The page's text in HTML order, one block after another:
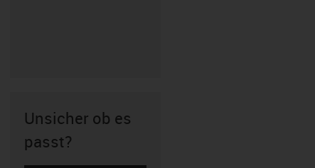
Unsicher ob es
passt?